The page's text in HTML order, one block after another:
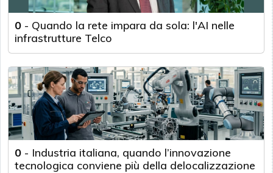
0 - Quando la rete impara da sola: l'AI nelle
infrastrutture Telco
0 - Industria italiana, quando l’innovazione
tecnologica conviene più della delocalizzazione